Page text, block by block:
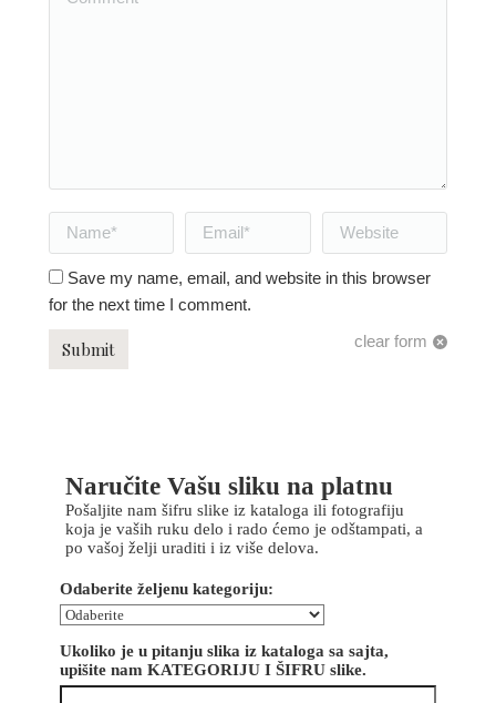
Name * Email * Website
Save my name, email, and website in this browser
for the next time I comment.
clear form
Submit